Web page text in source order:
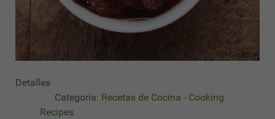
Detalles
Categoría: Recetas de Cocina - Cooking
Recipes